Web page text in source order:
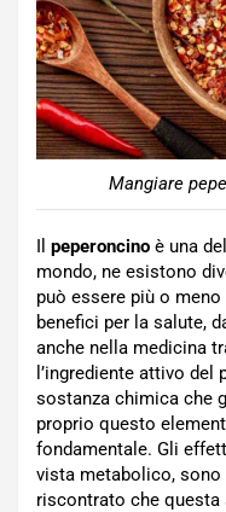
Mangiare
Il peperoncino è una
mondo, ne esistono
può essere più o
benefici per la salute,
anche nella medicina
l’ingrediente attivo
sostanza chimica che
proprio questo
fondamentale. Gli
vista metabolico,
riscontrato che questa